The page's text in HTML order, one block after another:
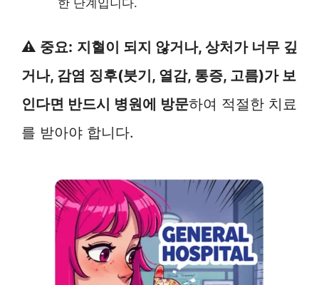
⚠️ 중요: 지혈이 되지 않거나, 상처가 너무 깊
거나, 감염 징후(붓기, 열감, 통증, 고름)가 보
인다면 반드시 병원에 방문하여 적절한 치료
를 받아야 합니다.